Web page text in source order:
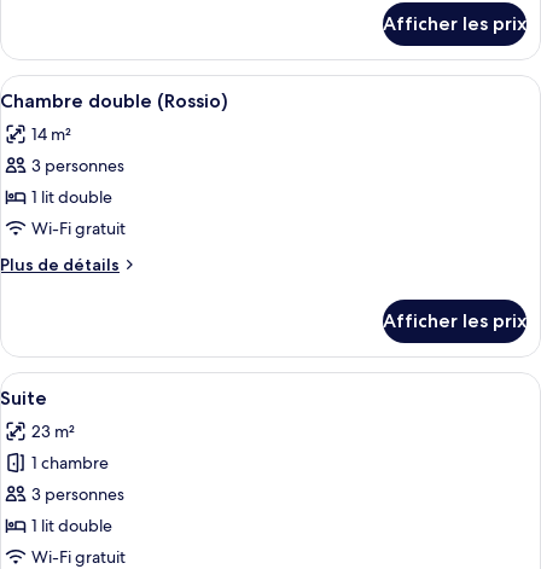
Chambre
avec
lits
jumeaux
Chambre
avec
lits
Afficher les prix
Afficher
toutes
les
photos
pour
ce
type
de
Chambre
double
(Rossio)
Une vue à travers une fenêtre sur
16
Chambre double (Rossio)
14 m²
3 personnes
1 lit double
Wi-Fi gratuit
Plus de détails
Plus
Chambre
double
(Rossio)
Afficher les prix
Afficher
toutes
les
photos
pour
ce
type
Une vue à travers une fenêtre sur
18
Suite
23 m²
1 chambre
3 personnes
1 lit double
Wi-Fi gratuit